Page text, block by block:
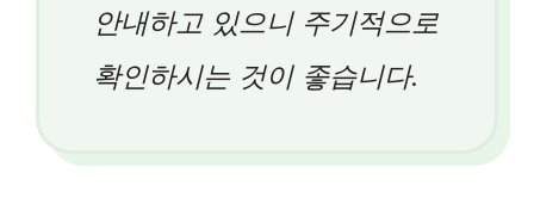
안내하고 있으니 주기적으로
확인하시는 것이 좋습니다.